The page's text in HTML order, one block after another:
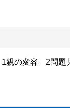
親の変容 2問題